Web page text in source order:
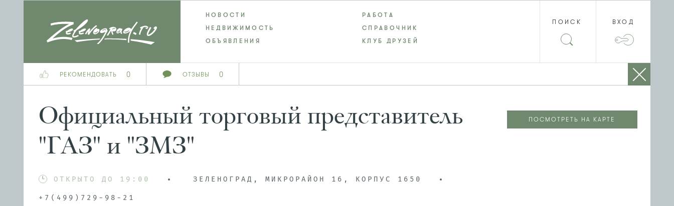
РЕКОМЕНДОВАТЬ 0 ОТЗЫВЫ 0
НОВОСТИ
РАБОТА
НЕДВИЖИМОСТЬ
СПРАВОЧНИК
ОБЪЯВЛЕНИЯ
КЛУБ ДРУЗЕЙ
ПОИСК ВХОД
Официальный торговый представитель
"ГАЗ" и "ЗМЗ"
ОТКРЫТО ДО 19:00 ЗЕЛЕНОГРАД, МИКРОРАЙОН 16, КОРПУС 1650
+7(499)729-98-21
ПОСМОТРЕТЬ НА КАРТЕ